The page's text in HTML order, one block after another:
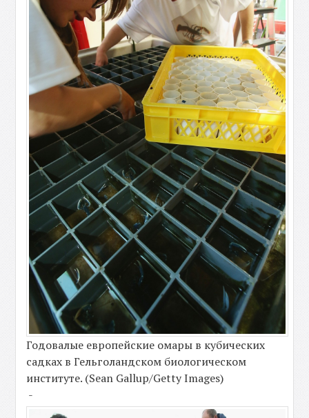
Годовалые европейские омары в кубических
садках в Гельголандском биологическом
институте. (Sean Gallup/Getty Images)
-